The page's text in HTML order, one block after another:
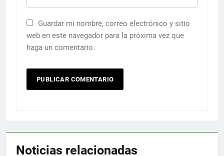
Guardar mi nombre, correo electrónico y sitio
web en este navegador para la próxima vez que
haga un comentario.
Noticias relacionadas